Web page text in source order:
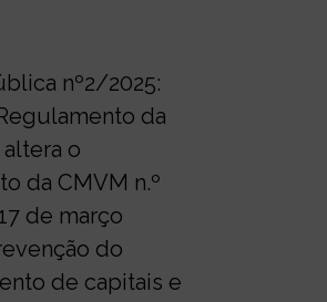
nº2/2025:
da
o
da CMVM n.º
de março
do
de capitais e